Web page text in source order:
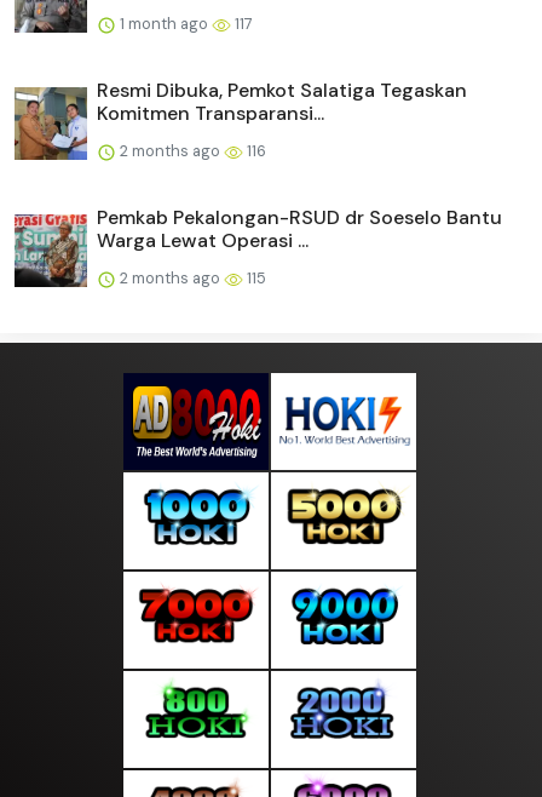
1 month ago 117
Resmi Dibuka, Pemkot Salatiga Tegaskan
Komitmen Transparansi...
2 months ago 116
Pemkab Pekalongan-RSUD dr Soeselo Bantu
Warga Lewat Operasi ...
2 months ago 115